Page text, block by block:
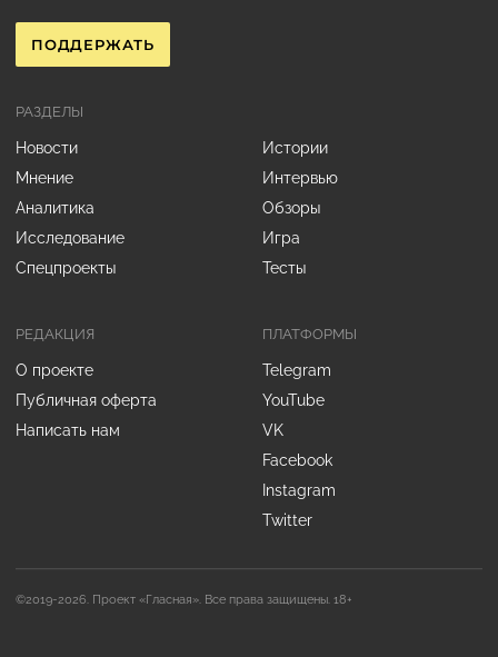
ПОДДЕРЖАТЬ
РЕДАКЦИЯ
О проекте
Публичная оферта
Написать нам
РАЗДЕЛЫ
Новости
Истории
Мнение
Интервью
Аналитика
Обзоры
Исследование
Игра
Спецпроекты
Тесты
ПЛАТФОРМЫ
Telegram
YouTube
VK
Facebook
Instagram
Twitter
©2019-2026. Проект «Гласная». Все права защищены. 18+